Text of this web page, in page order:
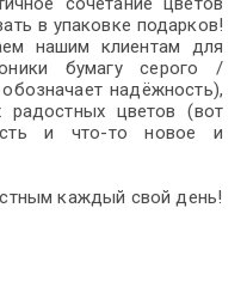
в упаковке подарков!
нашим клиентам для
бумагу серого /
надёжность),
цветов (вот
и что-то новое и
каждый свой день!